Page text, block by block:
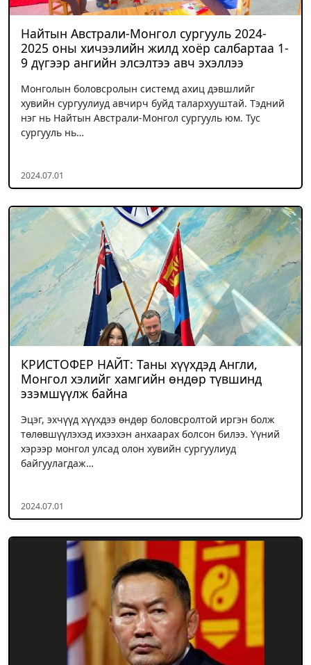
Найтын Австрали-Монгол сургууль 2024-
2025 оны хичээлийн жилд хоёр салбартаа 1-
9 дүгээр ангийн элсэлтээ авч эхэллээ
Монголын боловсролын системд ахиц дэвшлийг
хувийн сургуулиуд авчирч буйд талархууштай. Тэдний
нэг нь Найтын Австрали-Монгол сургууль юм. Тус
сургууль нь…
2024.07.01
КРИСТОФЕР НАЙТ: Таны хүүхдэд Англи,
Монгол хэлийг хамгийн өндөр түвшинд
эзэмшүүлж байна
Эцэг, эхчүүд хүүхдээ өндөр боловсролтой иргэн болж
төлөвшүүлэхэд ихээхэн анхаарах болсон билээ. Үүний
хэрээр монгол улсад олон хувийн сургуулиуд
байгуулагдаж…
2024.07.01